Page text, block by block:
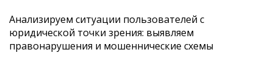
Анализируем ситуации пользователей с
юридической точки зрения: выявляем
правонарушения и мошеннические схемы